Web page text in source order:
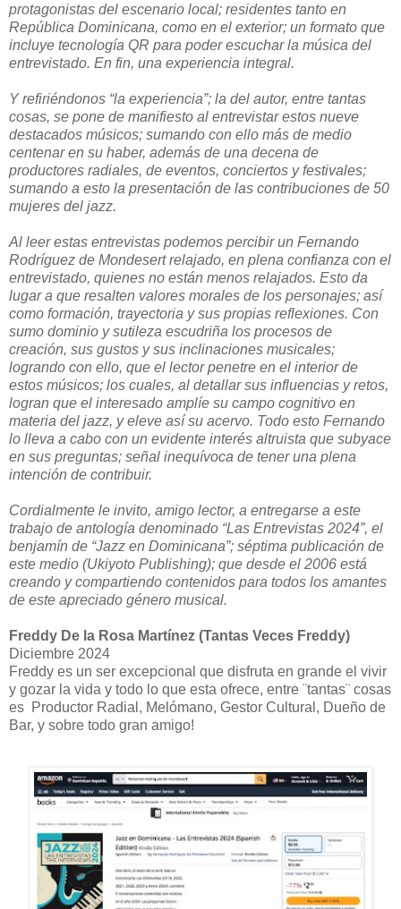
protagonistas del escenario local; residentes tanto en
República Dominicana, como en el exterior; un formato que
incluye tecnología QR para poder escuchar la música del
entrevistado. En fin, una experiencia integral.
Y refiriéndonos “la experiencia”; la del autor, entre tantas
cosas, se pone de manifiesto al entrevistar estos nueve
destacados músicos; sumando con ello más de medio
centenar en su haber, además de una decena de
productores radiales, de eventos, conciertos y festivales;
sumando a esto la presentación de las contribuciones de 50
mujeres del jazz.
Al leer estas entrevistas podemos percibir un Fernando
Rodríguez de Mondesert relajado, en plena confianza con el
entrevistado, quienes no están menos relajados. Esto da
lugar a que resalten valores morales de los personajes; así
como formación, trayectoria y sus propias reflexiones. Con
sumo dominio y sutileza escudriña los procesos de
creación, sus gustos y sus inclinaciones musicales;
logrando con ello, que el lector penetre en el interior de
estos músicos; los cuales, al detallar sus influencias y retos,
logran que el interesado amplíe su campo cognitivo en
materia del jazz, y eleve así su acervo. Todo esto Fernando
lo lleva a cabo con un evidente interés altruista que subyace
en sus preguntas; señal inequívoca de tener una plena
intención de contribuir.
Cordialmente le invito, amigo lector, a entregarse a este
trabajo de antología denominado “Las Entrevistas 2024”, el
benjamín de “Jazz en Dominicana”; séptima publicación de
este medio (Ukiyoto Publishing); que desde el 2006 está
creando y compartiendo contenidos para todos los amantes
de este apreciado género musical.
Freddy De la Rosa Martínez (Tantas Veces Freddy)
Diciembre 2024
Freddy es un ser excepcional que disfruta en grande el vivir
y gozar la vida y todo lo que esta ofrece, entre ¨tantas¨ cosas
es Productor Radial, Melómano, Gestor Cultural, Dueño de
Bar, y sobre todo gran amigo!